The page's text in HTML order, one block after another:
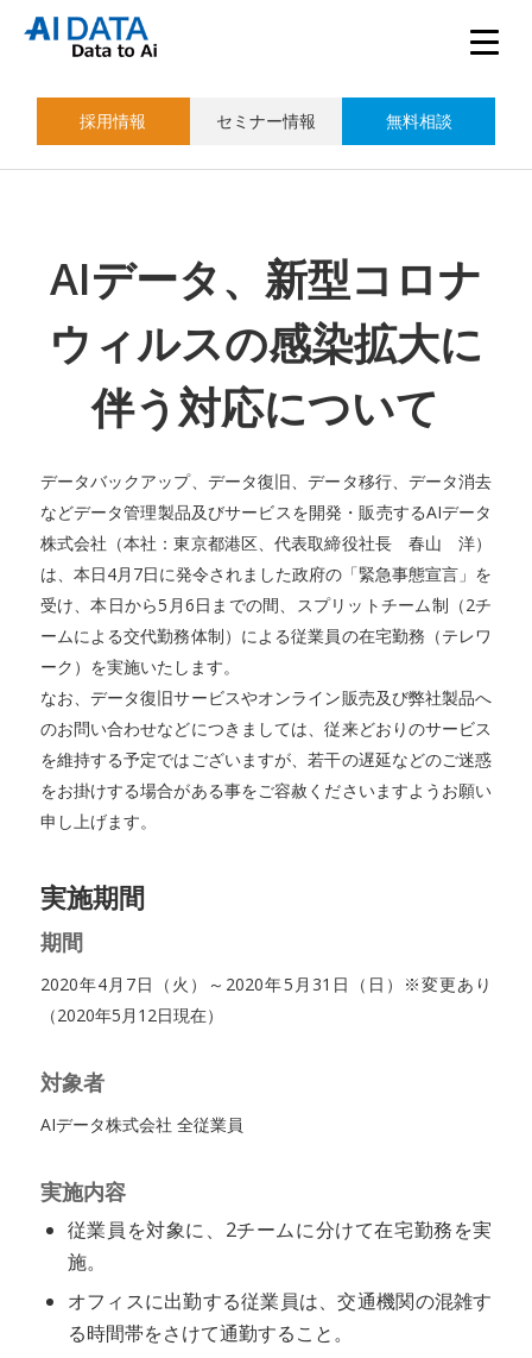
採用情報 セミナー情報 無料相談
AIデータ、新型コロナ
ウィルスの感染拡大に
伴う対応について
データバックアップ、データ復旧、データ移行、データ消去
などデータ管理製品及びサービスを開発・販売するAIデータ
株式会社（本社：東京都港区、代表取締役社長 春山 洋）
は、本日4月7日に発令されました政府の「緊急事態宣言」を
受け、本日から5月6日までの間、スプリットチーム制（2チ
ームによる交代勤務体制）による従業員の在宅勤務（テレワ
ーク）を実施いたします。
なお、データ復旧サービスやオンライン販売及び弊社製品へ
のお問い合わせなどにつきましては、従来どおりのサービス
を維持する予定ではございますが、若干の遅延などのご迷惑
をお掛けする場合がある事をご容赦くださいますようお願い
申し上げます。
実施期間
期間
2020年4月7日（火）～2020年5月31日（日）※変更あり
（2020年5月12日現在）
対象者
AIデータ株式会社 全従業員
実施内容
従業員を対象に、2チームに分けて在宅勤務を実
施。
オフィスに出勤する従業員は、交通機関の混雑す
る時間帯をさけて通勤すること。